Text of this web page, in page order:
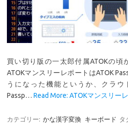
買い切り版の一太郎付属ATOKの頃
ATOKマンスリーレポートはATOK
うになった機能というか、クラウ
Passp… Read More: ATOKマンスリー
カテゴリー: かな漢字変換 キーボード タ